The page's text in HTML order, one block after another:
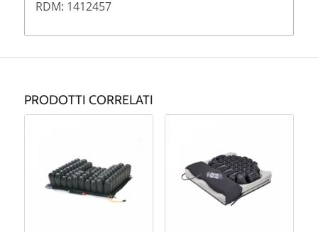
RDM: 1412457
PRODOTTI CORRELATI